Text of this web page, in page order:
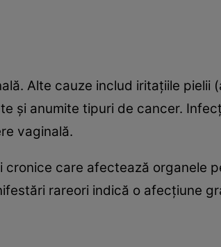
Alte cauze includ iritaţiile pielii
şi anumite tipuri de cancer.
vaginală.
care afectează organele
rareori indică o afecţiune